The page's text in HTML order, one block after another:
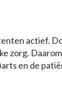
actief.
zorg.
en de